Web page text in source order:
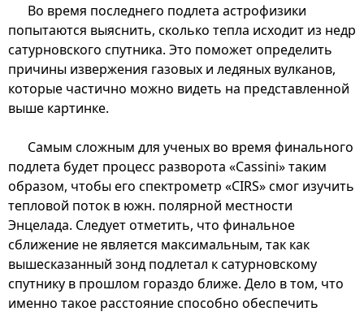
Во время последнего подлета астрофизики
попытаются выяснить, сколько тепла исходит из недр
сатурновского спутника. Это поможет определить
причины извержения газовых и ледяных вулканов,
которые частично можно видеть на представленной
выше картинке.
Самым сложным для ученых во время финального
подлета будет процесс разворота «Cassini» таким
образом, чтобы его спектрометр «CIRS» смог изучить
тепловой поток в южн. полярной местности
Энцелада. Следует отметить, что финальное
сближение не является максимальным, так как
вышесказанный зонд подлетал к сатурновскому
спутнику в прошлом гораздо ближе. Дело в том, что
именно такое расстояние способно обеспечить